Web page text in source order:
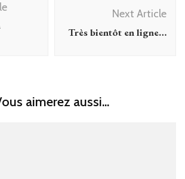
Next Article
Très bientôt en ligne…
aimerez aussi...